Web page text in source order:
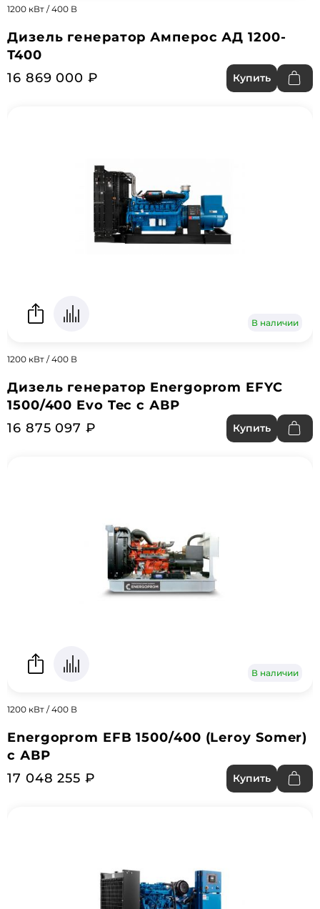
1200 кВт / 400 В
Дизель генератор Амперос АД 1200-
Т400
16 869 000 ₽
Купить
В наличии
1200 кВт / 400 В
Дизель генератор Energoprom EFYC
1500/400 Evo Tec с АВР
16 875 097 ₽
Купить
В наличии
1200 кВт / 400 В
Energoprom EFB 1500/400 (Leroy Somer)
с АВР
17 048 255 ₽
Купить